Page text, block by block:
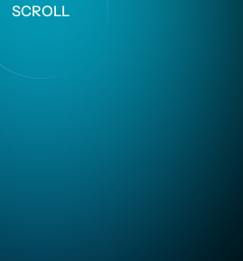
SCROLL